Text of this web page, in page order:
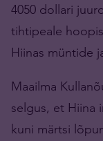
4050 dollari
tihtipeale
Hiinas müntide
Maailma
selgus, et Hiina
kuni märtsi